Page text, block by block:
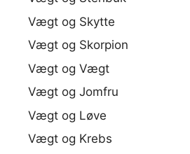
Vægt og Skytte
Vægt og Skorpion
Vægt og Vægt
Vægt og Jomfru
Vægt og Løve
Vægt og Krebs